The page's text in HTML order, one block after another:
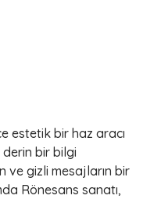
estetik bir haz aracı
bir bilgi
ve gizli mesajların bir
Rönesans sanatı,